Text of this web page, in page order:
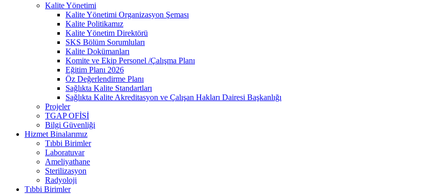
Kalite Yönetimi
Kalite Yönetimi Organizasyon Şeması
Kalite Politikamız
Kalite Yönetim Direktörü
SKS Bölüm Sorumluları
Kalite Dokümanları
Komite ve Ekip Personel /Çalışma Planı
Eğitim Planı 2026
Öz Değerlendirme Planı
Sağlıkta Kalite Standartları
Sağlıkta Kalite Akreditasyon ve Çalışan Hakları Dairesi Başkanlığı
Projeler
TGAP OFİSİ
Bilgi Güvenliği
Hizmet Binalarımız
Tıbbi Birimler
Laboratuvar
Ameliyathane
Sterilizasyon
Radyoloji
Tıbbi Birimler